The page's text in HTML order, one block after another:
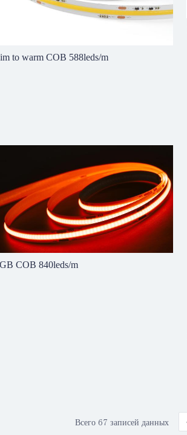
to warm COB 588leds/m
COB 840leds/m
Всего 67 записей данных